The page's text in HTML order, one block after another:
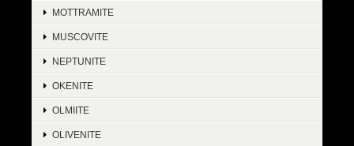
MOTTRAMITE
MUSCOVITE
NEPTUNITE
OKENITE
OLMIITE
OLIVENITE